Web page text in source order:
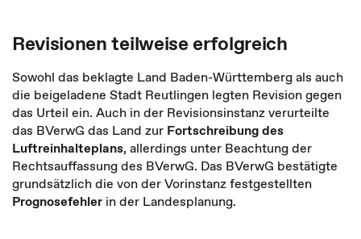
Revisionen teilweise erfolgreich
Sowohl das beklagte Land Baden-Württemberg als auch
die beigeladene Stadt Reutlingen legten Revision gegen
das Urteil ein. Auch in der Revisionsinstanz verurteilte
das BVerwG das Land zur Fortschreibung des
Luftreinhalteplans, allerdings unter Beachtung der
Rechtsauffassung des BVerwG. Das BVerwG bestätigte
grundsätzlich die von der Vorinstanz festgestellten
Prognosefehler in der Landesplanung.